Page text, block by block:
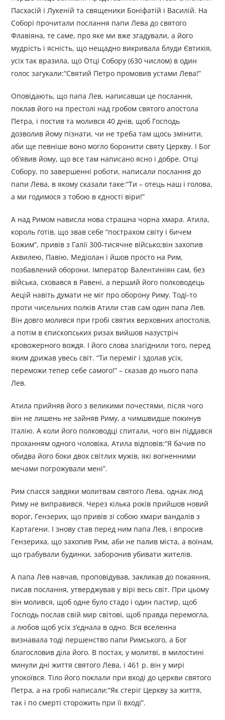
Пасхасій і Лукеній та священики Боніфатій і Василій. На
Соборі прочитали послання папи Лева до святого
Флавіяна, те саме, про яке ми вже згадували, а його
мудрість і ясність, що нещадно викривала блуди Євтихія,
усіх так вразила, що Отці Собору (630 числом) в один
голос загукали:“Святий Петро промовив устами Лева!”
Оповідають, що папа Лев, написавши це послання,
поклав його на престолі над гробом святого апостола
Петра, і постив та молився 40 днів, щоб Господь
дозволив йому пізнати, чи не треба там щось змінити,
аби ще певніше воно могло боронити святу Церкву. І Бог
об’явив йому, що все там написано ясно і добре. Отці
Собору, по завершенні роботи, написали послання до
папи Лева, в якому сказали таке:“Ти – отець наш і голова,
а ми годимося з тобою в єдності віри!”
А над Римом нависла нова страшна чорна хмара. Атила,
король ґотів, що звав себе “пострахом світу і бичем
Божим”, привів з Галії 300-тисячне військо;він захопив
Аквилею, Павію, Медіолан і йшов просто на Рим,
позбавлений оборони. Імператор Валентиніян сам, без
війська, сховався в Равені, а перший його полководець
Аецій навіть думати не міг про оборону Риму. Тоді-то
проти чисельних полків Атили став сам один папа Лев.
Він довго молився при гробі святих верховних апостолів,
а потім в єпископських ризах вийшов назустріч
кровожерного вождя. І його слова злагіднили того, перед
яким дрижав увесь світ. “Ти переміг і здолав усіх,
переможи тепер себе самого!” – сказав до нього папа
Лев.
Атила прийняв його з великими почестями, після чого
він не лишень не зайняв Риму, а чимшвидше покинув
Італію. А коли його полководці спитали, чого він піддався
проханням одного чоловіка, Атила відповів:“Я бачив по
обидва його боки двох світлих мужів, які вогненними
мечами погрожували мені”.
Рим спасся завдяки молитвам святого Лева, однак люд
Риму не виправився. Через кілька років прийшов новий
ворог, Гензерих, що привів зі собою хмари вандалів з
Картагени. І знову став перед ним папа Лев, і впросив
Гензериха, що захопив Рим, аби не палив міста, а воїнам,
що грабували будинки, заборонив убивати жителів.
А папа Лев навчав, проповідував, закликав до покаяння,
писав послання, утверджував у вірі весь світ. При цьому
він молився, щоб одне було стадо і один пастир, щоб
Господь послав свій мир світові, щоб правда перемогла,
а любов щоб усіх з’єднала в одно. Вся вселенна
визнавала тоді першенство папи Римського, а Бог
благословив діла його. В постах, у молитві, в милостині
минули дні життя святого Лева, і 461 р. він у мирі
упокоївся. Тіло його поклали при вході до церкви святого
Петра, а на гробі написали:“Як стеріг Церкву за життя,
так і по смерті сторожить при її вході”.